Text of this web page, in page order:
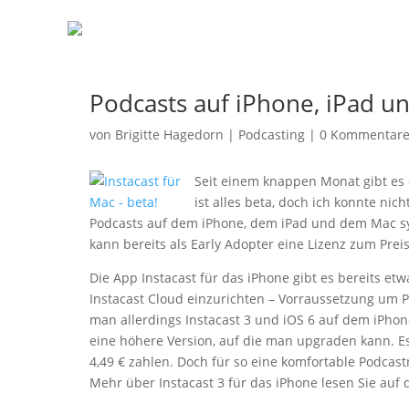
Podcasts auf iPhone, iPad
von Brigitte Hagedorn | Podcasting | 0 Kommentare
Seit einem knappen Monat gibt
ist alles beta, doch ich konnte
Podcasts auf dem iPhone, dem iPad und dem Mac
kann bereits als Early Adopter eine Lizenz zum
Die App Instacast für das iPhone gibt es bereits
Instacast Cloud einzurichten – Vorraussetzung
man allerdings Instacast 3 und iOS 6 auf dem
eine höhere Version, auf die man upgraden kann.
4,49 € zahlen. Doch für so eine komfortable
Mehr über Instacast 3 für das iPhone lesen Sie auf